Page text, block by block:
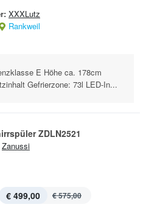
XXXLutz
Rankweil
E Höhe ca. 178cm
Gefrierzone: 73l LED-In...
ZDLN2521
Zanussi
€ 499,00 € 575,00